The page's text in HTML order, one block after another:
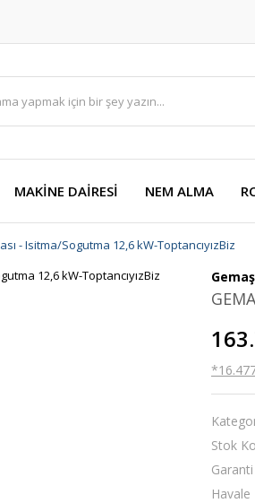
MAKİNE DAİRESİ NEM ALMA
- Isitma/Sogutma 12,6 kW-ToptancıyızBiz
Gemaş
Stok
Havale